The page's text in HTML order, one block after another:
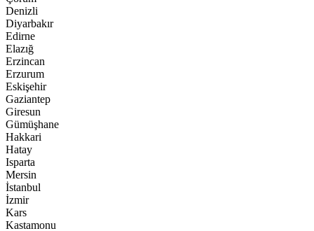
Denizli
Diyarbakır
Edirne
Elazığ
Erzincan
Erzurum
Eskişehir
Gaziantep
Giresun
Gümüşhane
Hakkari
Hatay
Isparta
Mersin
İstanbul
İzmir
Kars
Kastamonu